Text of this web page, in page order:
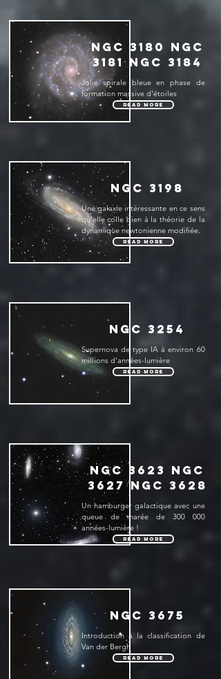
NGC 3180 NGC
3181 NGC 3184
Jolie spirale bleue en phase de
formation massive d'étoiles
Read More
NGC 3198
Une galaxie intéressante en ce sens
qu’elle colle bien à la théorie de la
dynamique newtonienne modifiée.
Read More
NGC 3254
Supernova de type IA à environ 60
millions d'années-lumière
Read More
NGC 3623 NGC
3627 NGC 3628
Un hamburger galactique avec une
queue de marée de 300 000
années-lumière !
Read More
NGC 3675
Introduction à la classification de
Van der Bergh
Read More